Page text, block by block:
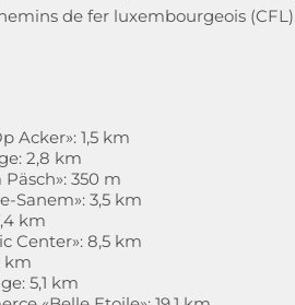
de fer luxembourgeois
Acker»: 1,5 km
2,8 km
350 m
Sanem»: 3,5 km
km
Center»: 8,5 km
km
5,1 km